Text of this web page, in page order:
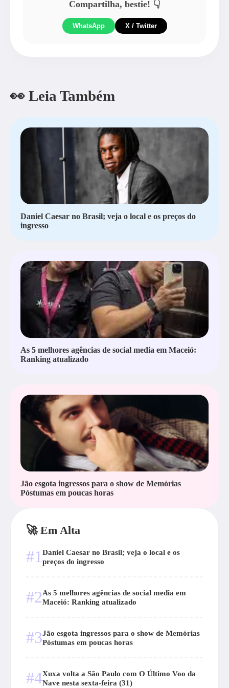
Compartilha, bestie! 👇
WhatsApp X / Twitter
👀 Leia Também
Daniel Caesar no Brasil; veja o local e os preços do
ingresso
As 5 melhores agências de social media em Maceió:
Ranking atualizado
Jão esgota ingressos para o show de Memórias
Póstumas em poucas horas
🚀 Em Alta
#1 Daniel Caesar no Brasil; veja o local e os
preços do ingresso
#2As 5 melhores agências de social media em
Maceió: Ranking atualizado
#3Jão esgota ingressos para o show de Memórias
Póstumas em poucas horas
#4Xuxa volta a São Paulo com O Último Voo da
Nave nesta sexta-feira (31)